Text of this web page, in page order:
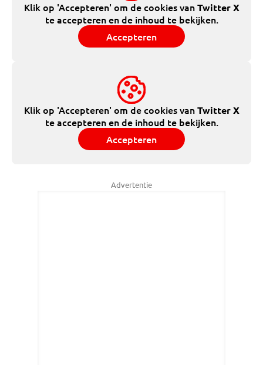
Klik op 'Accepteren' om de cookies vanTwitter X
te accepteren en de inhoud te bekijken.
Accepteren
Klik op 'Accepteren' om de cookies vanTwitter X
te accepteren en de inhoud te bekijken.
Accepteren
Advertentie